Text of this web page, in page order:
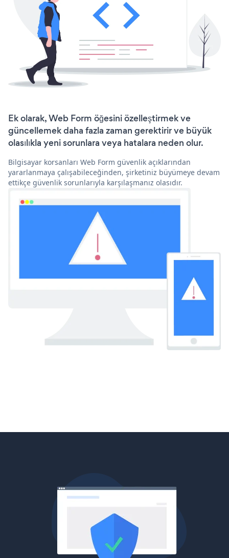
Ek olarak, Web Form öğesini özelleştirmek ve
güncellemek daha fazla zaman gerektirir ve büyük
olasılıkla yeni sorunlara veya hatalara neden olur.
Bilgisayar korsanları Web Form güvenlik açıklarından
yararlanmaya çalışabileceğinden, şirketiniz büyümeye devam
ettikçe güvenlik sorunlarıyla karşılaşmanız olasıdır.